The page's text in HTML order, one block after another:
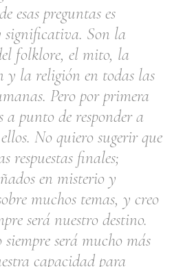
esas preguntas es
Son la
folklore, el mito, la
y la religión en todas las
Pero por primera
a punto de responder a
No quiero sugerir que
respuestas finales;
en misterio y
muchos temas, y creo
será nuestro destino.
será mucho más
capacidad para